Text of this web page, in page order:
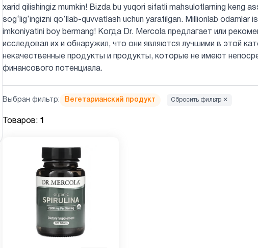
xarid qilishingiz mumkin! Bizda bu yuqori sifatli mahsulotlarning keng
sog‘lig‘ingizni qo‘llab-quvvatlash uchun yaratilgan. Millionlab
imkoniyatini boy bermang! Когда Dr. Mercola предлагает или
исследовал их и обнаружил, что они являются лучшими в этой
некачественные продукты и продукты, которые не имеют
финансового потенциала.
Выбран фильтр: Вегетарианский продукт Сбросить фильтр ✕
Товаров: 1